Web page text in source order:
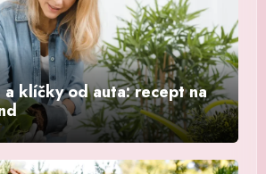
klíčky od auta: recept na